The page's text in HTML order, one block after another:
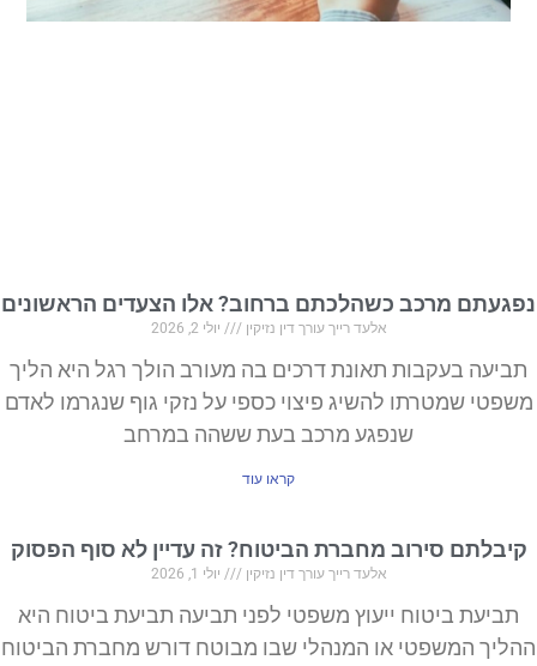
נפגעתם מרכב כשהלכתם ברחוב? אלו הצעדים הראשונים
אלעד רייך עורך דין נזיקין יולי 2, 2026
תביעה בעקבות תאונת דרכים בה מעורב הולך רגל היא הליך
משפטי שמטרתו להשיג פיצוי כספי על נזקי גוף שנגרמו לאדם
שנפגע מרכב בעת ששהה במרחב
קראו עוד
קיבלתם סירוב מחברת הביטוח? זה עדיין לא סוף הפסוק
אלעד רייך עורך דין נזיקין יולי 1, 2026
תביעת ביטוח ייעוץ משפטי לפני תביעה תביעת ביטוח היא
ההליך המשפטי או המנהלי שבו מבוטח דורש מחברת הביטוח